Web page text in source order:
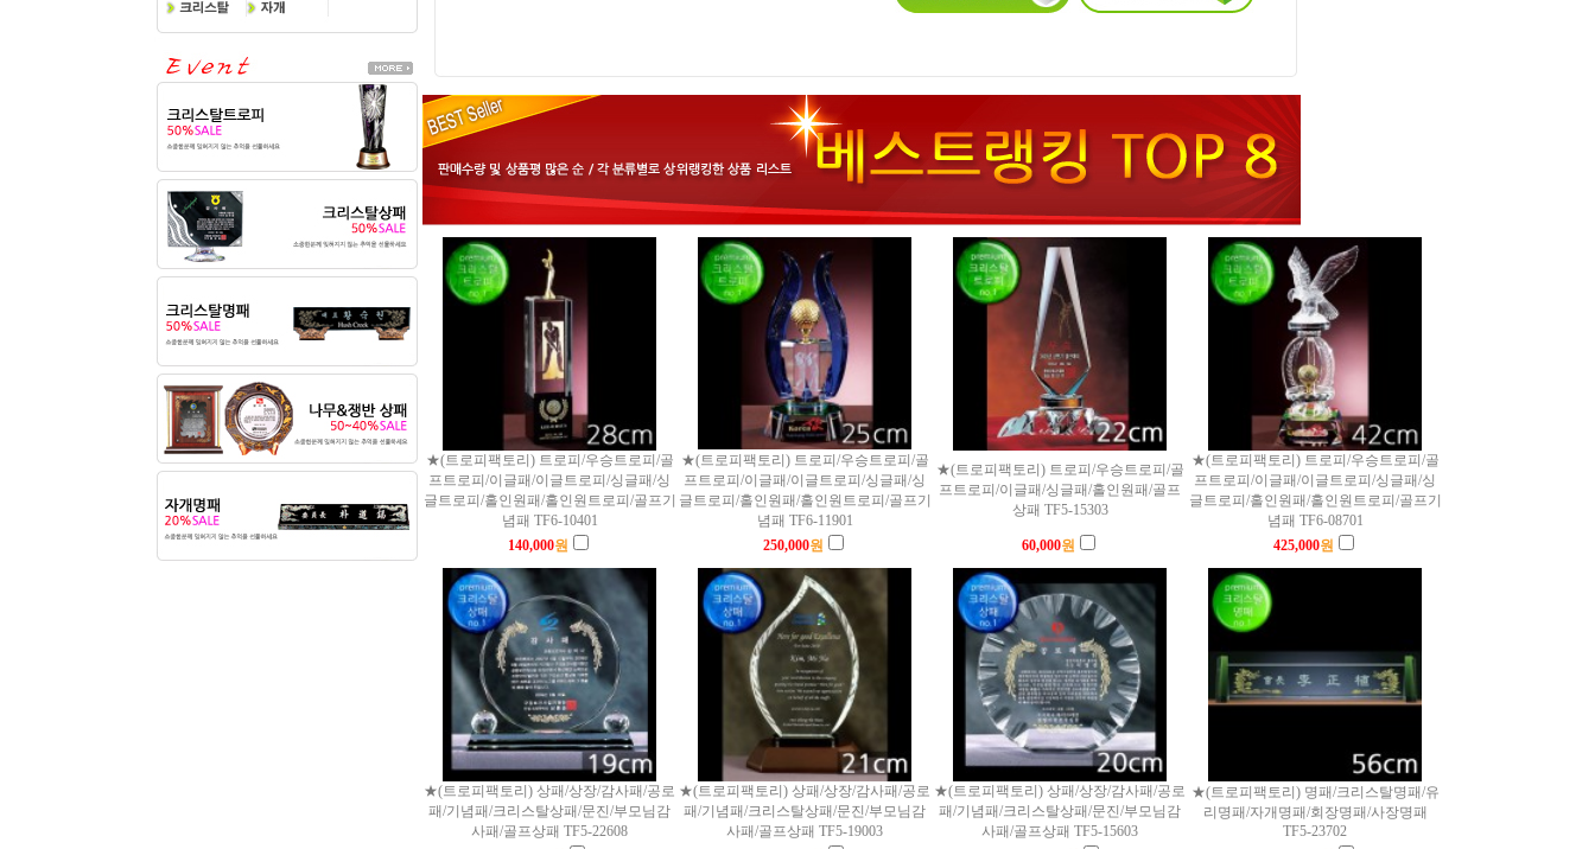
★(트로피팩토리) 트로피/우승트로피/골
프트로피/이글패/이글트로피/싱글패/싱
글트로피/홀인원패/홀인원트로피/골프기
념패 TF6-10401
★(트로피팩토리) 트로피/우승트로피/골
프트로피/이글패/이글트로피/싱글패/싱
글트로피/홀인원패/홀인원트로피/골프기
념패 TF6-11901
★(트로피팩토리) 트로피/우승트로피/골
프트로피/이글패/싱글패/홀인원패/골프
상패 TF5-15303
★(트로피팩토리) 트로피/우승트로피/골
프트로피/이글패/이글트로피/싱글패/싱
글트로피/홀인원패/홀인원트로피/골프기
념패 TF6-08701
140,000원 250,000원 60,000원 425,000원
★(트로피팩토리) 상패/상장/감사패/공로
패/기념패/크리스탈상패/문진/부모님감
사패/골프상패 TF5-22608
★(트로피팩토리) 상패/상장/감사패/공로
패/기념패/크리스탈상패/문진/부모님감
사패/골프상패 TF5-19003
★(트로피팩토리) 상패/상장/감사패/공로
패/기념패/크리스탈상패/문진/부모님감
사패/골프상패 TF5-15603
★(트로피팩토리) 명패/크리스탈명패/유
리명패/자개명패/회장명패/사장명패
TF5-23702